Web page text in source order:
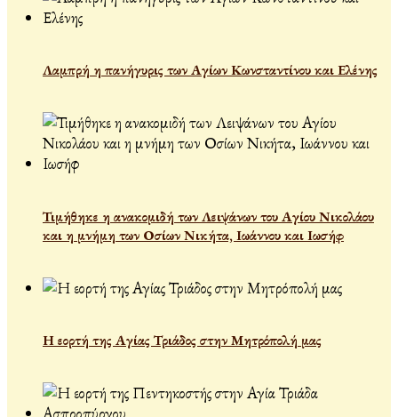
Λαμπρή η πανήγυρις των Αγίων Κωνσταντίνου και Ελένης
Τιμήθηκε η ανακομιδή των Λειψάνων του Αγίου Νικολάου
και η μνήμη των Οσίων Νικήτα, Ιωάννου και Ιωσήφ
Η εορτή της Αγίας Τριάδος στην Μητρόπολή μας